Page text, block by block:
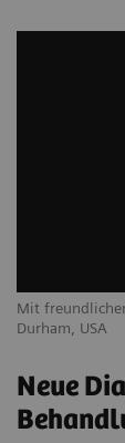
Mit
Durham, USA
Neue